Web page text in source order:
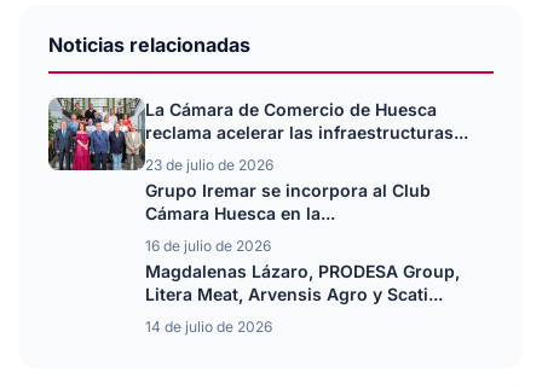
Noticias relacionadas
La Cámara de Comercio de Huesca
reclama acelerar las infraestructuras...
23 de julio de 2026
Grupo Iremar se incorpora al Club
Cámara Huesca en la...
16 de julio de 2026
Magdalenas Lázaro, PRODESA Group,
Litera Meat, Arvensis Agro y Scati...
14 de julio de 2026